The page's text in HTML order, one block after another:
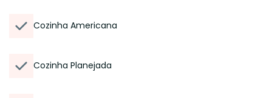
Cozinha Americana
Cozinha Planejada